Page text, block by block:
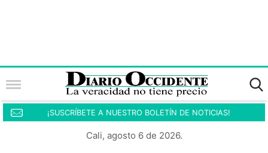
¡SUSCRÍBETE A NUESTRO BOLETÍN DE NOTICIAS!
Cali, agosto 6 de 2026.